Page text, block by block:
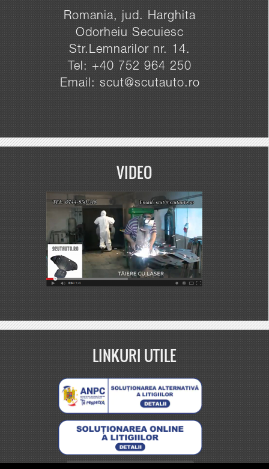
Romania, jud. Harghita
Odorheiu Secuiesc
Str.Lemnarilor nr. 14.
Tel: +40 752 964 250
Email: scut@scutauto.ro
VIDEO
LINKURI UTILE